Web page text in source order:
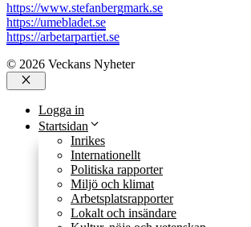
https://www.stefanbergmark.se
https://umebladet.se
https://arbetarpartiet.se
© 2026 Veckans Nyheter
Stäng
Logga in
Startsidan
Inrikes
Internationellt
Politiska rapporter
Miljö och klimat
Arbetsplatsrapporter
Lokalt och insändare